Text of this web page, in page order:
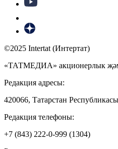
©2025 Intertat (Интертат)
«ТАТМЕДИА» акционерлык
Редакция адресы:
420066, Татарстан
Редакция телефоны:
+7 (843) 222-0-999 (1304)